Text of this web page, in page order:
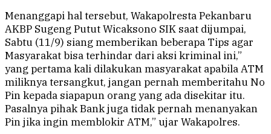
Menanggapi hal tersebut, Wakapolresta Pekanbaru
AKBP Sugeng Putut Wicaksono SIK saat dijumpai,
Sabtu (11/9) siang memberikan beberapa Tips agar
Masyarakat bisa terhindar dari aksi kriminal ini,”
yang pertama kali dilakukan masyarakat apabila ATM
miliknya tersangkut, jangan pernah memberitahu No
Pin kepada siapapun orang yang ada disekitar itu.
Pasalnya pihak Bank juga tidak pernah menanyakan
Pin jika ingin memblokir ATM,” ujar Wakapolres.